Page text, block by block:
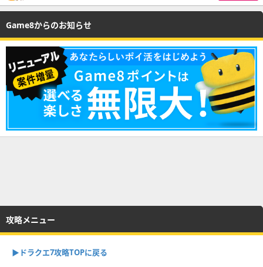
Game8からのお知らせ
攻略メニュー
▶︎ドラクエ7攻略TOPに戻る